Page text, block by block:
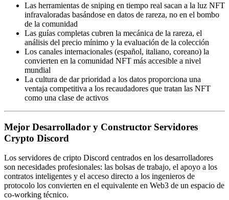
Las herramientas de sniping en tiempo real sacan a la luz NFT
infravaloradas basándose en datos de rareza, no en el bombo
de la comunidad
Las guías completas cubren la mecánica de la rareza, el
análisis del precio mínimo y la evaluación de la colección
Los canales internacionales (español, italiano, coreano) la
convierten en la comunidad NFT más accesible a nivel
mundial
La cultura de dar prioridad a los datos proporciona una
ventaja competitiva a los recaudadores que tratan las NFT
como una clase de activos
Mejor Desarrollador y Constructor Servidores
Crypto Discord
Los servidores de cripto Discord centrados en los desarrolladores
son necesidades profesionales: las bolsas de trabajo, el apoyo a los
contratos inteligentes y el acceso directo a los ingenieros de
protocolo los convierten en el equivalente en Web3 de un espacio de
co-working técnico.